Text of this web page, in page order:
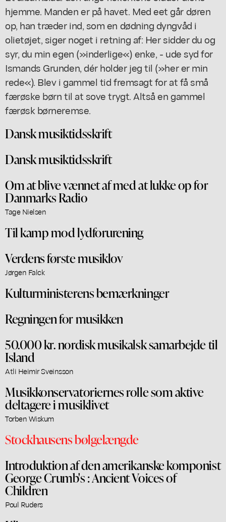
hjemme. Manden er på havet. Med eet går døren
op, han træder ind, som en dødning dyngvåd i
olietøjet, siger noget i retning af: Her sidder du og
syr, du min egen (»inderlige«) enke, - ude syd for
Ismands Grunden, dér holder jeg til (»her er min
rede«). Blev i gammel tid fremsagt for at få små
færøske børn til at sove trygt. Altså en gammel
færøsk børneremse.
Dansk musiktidsskrift
Dansk musiktidsskrift
Om at blive vænnet af med at lukke op for
Danmarks Radio
Tage Nielsen
Til kamp mod lydforurening
Verdens første musiklov
Jørgen Falck
Kulturministerens bemærkninger
Regningen for musikken
50.000 kr. nordisk musikalsk samarbejde til
Island
Atli Heimir Sveinsson
Musikkonservatoriernes rolle som aktive
deltagere i musiklivet
Torben Wiskum
Stockhausens bølgelængde
Introduktion af den amerikanske komponist
George Crumb's : Ancient Voices of
Children
Poul Ruders